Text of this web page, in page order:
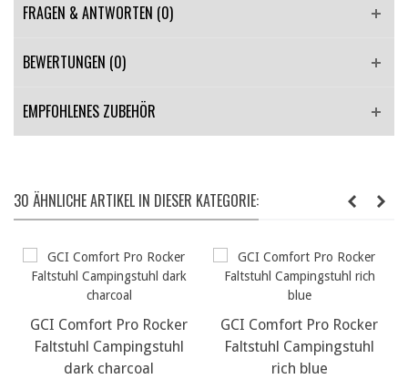
FRAGEN & ANTWORTEN (0)
BEWERTUNGEN (0)
EMPFOHLENES ZUBEHÖR
30 ÄHNLICHE ARTIKEL IN DIESER KATEGORIE:
GCI Comfort Pro Rocker
Faltstuhl Campingstuhl
dark charcoal
GCI Comfort Pro Rocker
Faltstuhl Campingstuhl
rich blue